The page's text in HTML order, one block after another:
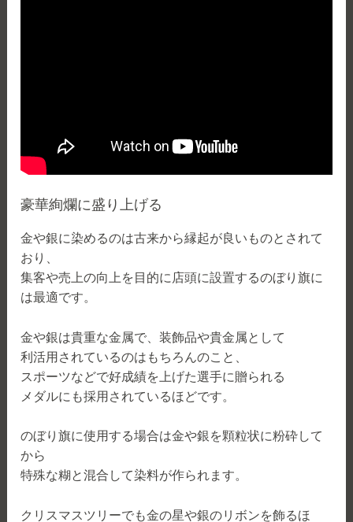
豪華絢爛に盛り上げる
金や銀に染めるのは古来から縁起が良いものとされて
おり、
集客や売上の向上を目的に店頭に設置するのぼり旗に
は最適です。
金や銀は貴重な金属で、装飾品や貴金属として
利活用されているのはもちろんのこと、
スポーツなどで好成績を上げた選手に贈られる
メダルにも採用されているほどです。
のぼり旗に使用する場合は金や銀を顆粒状に粉砕して
から
特殊な糊と混合して染料が作られます。
クリスマスツリーでも金の星や銀のリボンを飾るほ